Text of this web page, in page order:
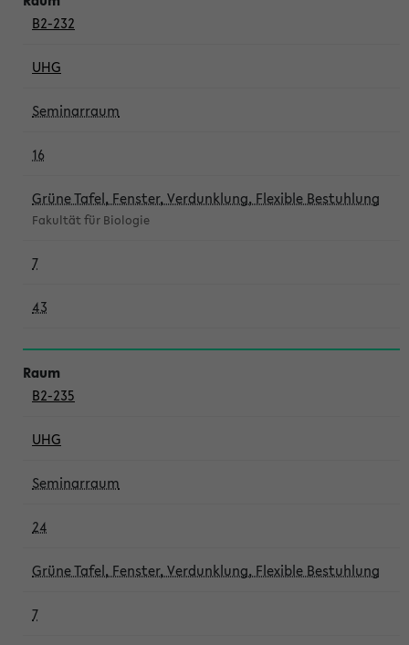
B2-232
UHG
Seminarraum
16
Grüne Tafel, Fenster, Verdunklung, Flexible Bestuhlung
Fakultät für Biologie
7
43
B2-235
UHG
Seminarraum
24
Grüne Tafel, Fenster, Verdunklung, Flexible Bestuhlung
7